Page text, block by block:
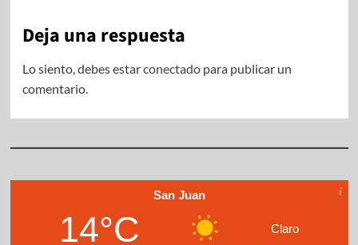
Deja una respuesta
Lo siento, debes estarconectadopara publicar un
comentario.
San Juan
14°C Claro